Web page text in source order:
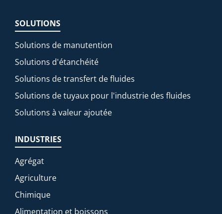
SOLUTIONS
Solutions de manutention
Solutions d'étanchéité
Solutions de transfert de fluides
Solutions de tuyaux pour l'industrie des fluides
Solutions à valeur ajoutée
INDUSTRIES
Agrégat
Agriculture
Chimique
Alimentation et boissons